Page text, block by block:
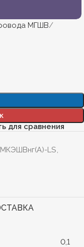
МГШВ
для сравнения
LS,
0,1